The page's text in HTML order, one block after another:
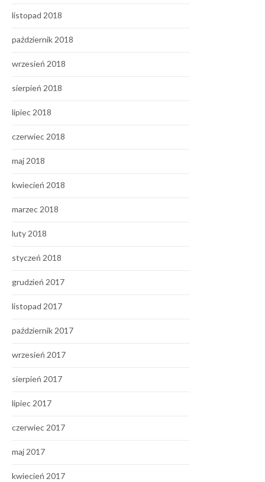
listopad 2018
październik 2018
wrzesień 2018
sierpień 2018
lipiec 2018
czerwiec 2018
maj 2018
kwiecień 2018
marzec 2018
luty 2018
styczeń 2018
grudzień 2017
listopad 2017
październik 2017
wrzesień 2017
sierpień 2017
lipiec 2017
czerwiec 2017
maj 2017
kwiecień 2017